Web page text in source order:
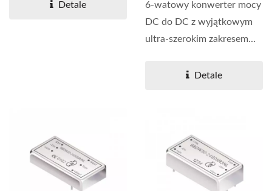
wejściowego...Detale
6-watowy konwerter mocy
DC do DC z wyjątkowym
ultra-szerokim zakresem
Detale